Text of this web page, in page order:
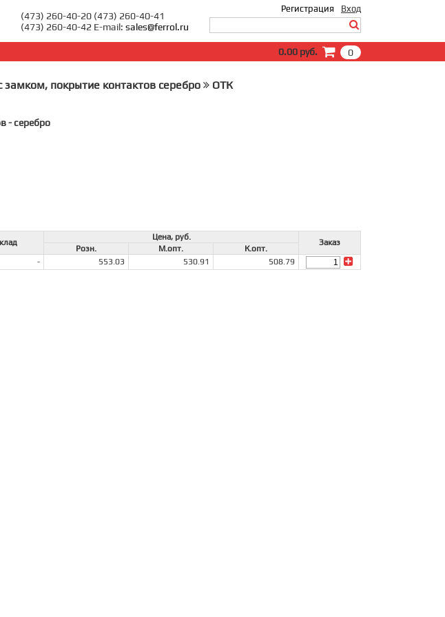
Вход
Запомнить меня
Регистрация
(473) 260-40-20 (473) 260-40-41
(473) 260-40-42 E-mail: sales@ferrol.ru
0
0.00 руб.
замком, покрытие контактов серебро ОТК
- серебро
Цена, руб.
Заказ
Розн. М.опт.
К.опт.
- 553.03 530.91 508.79